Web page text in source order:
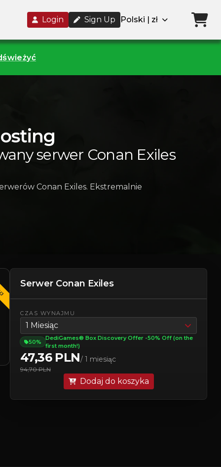
Login Sign Up Polski | zł
serwer Conan Exiles
Conan Exiles. Ekstremalnie
Serwer Conan Exiles
CZAS WYNAJMU
1 Miesiąc
50%
DediGames® Box Discovery Offer -50% Off (on the
first month!)
47,36 PLN/ 1 miesiąc
94,70 PLN
Dodaj do koszyka